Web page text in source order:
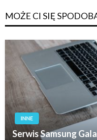
MOŻE CI SIĘ
INNE
Serwis Samsung